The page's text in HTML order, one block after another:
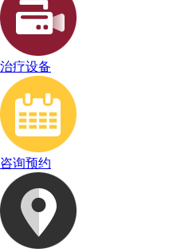
治疗设备
咨询预约